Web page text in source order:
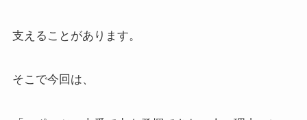
支えることがあります。
そこで今回は、